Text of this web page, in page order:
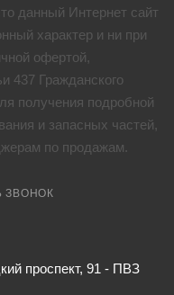
данный Интернет сайт
характер и ни при
офертой,
437 Гражданского
получения подробной
и запасных частей,
по продажам.
ЗВОНОК
проспект, 91 - ПВЗ